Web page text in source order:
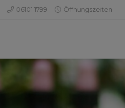
06101 1799 Öffnungszeiten